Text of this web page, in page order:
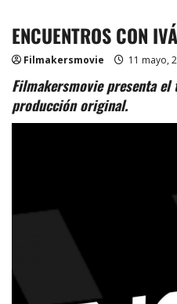
ENCUENTROS CON
Filmakersmovie 11 mayo,
Filmakersmovie presenta
producción original.